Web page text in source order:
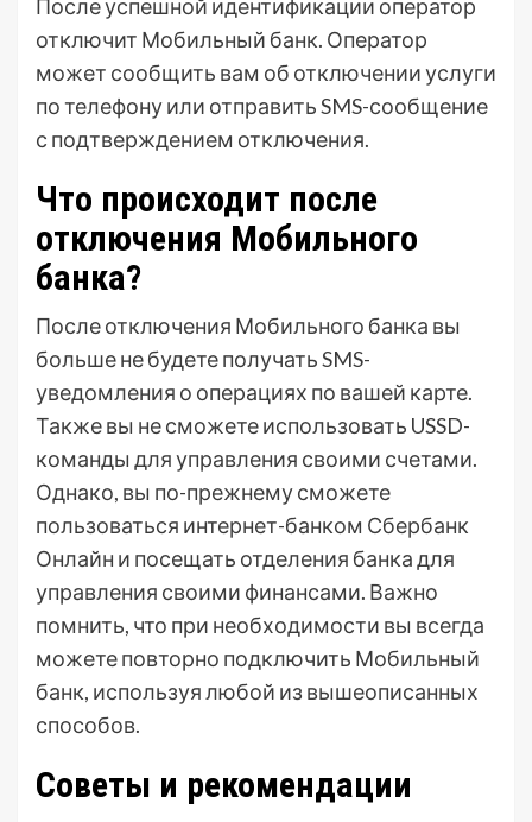
После успешной идентификации оператор
отключит Мобильный банк. Оператор
может сообщить вам об отключении услуги
по телефону или отправить SMS-сообщение
с подтверждением отключения.
Что происходит после
отключения Мобильного
банка?
После отключения Мобильного банка вы
больше не будете получать SMS-
уведомления о операциях по вашей карте.
Также вы не сможете использовать USSD-
команды для управления своими счетами.
Однако, вы по-прежнему сможете
пользоваться интернет-банком Сбербанк
Онлайн и посещать отделения банка для
управления своими финансами. Важно
помнить, что при необходимости вы всегда
можете повторно подключить Мобильный
банк, используя любой из вышеописанных
способов.
Советы и рекомендации